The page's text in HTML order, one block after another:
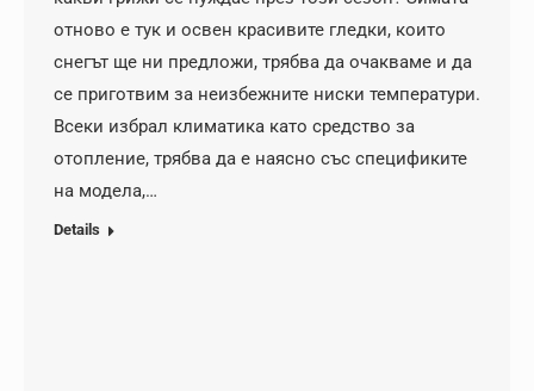
отново е тук и освен красивите гледки, които
снегът ще ни предложи, трябва да очакваме и да
се приготвим за неизбежните ниски температури.
Всеки избрал климатика като средство за
отопление, трябва да е наясно със спецификите
на модела,…
Details